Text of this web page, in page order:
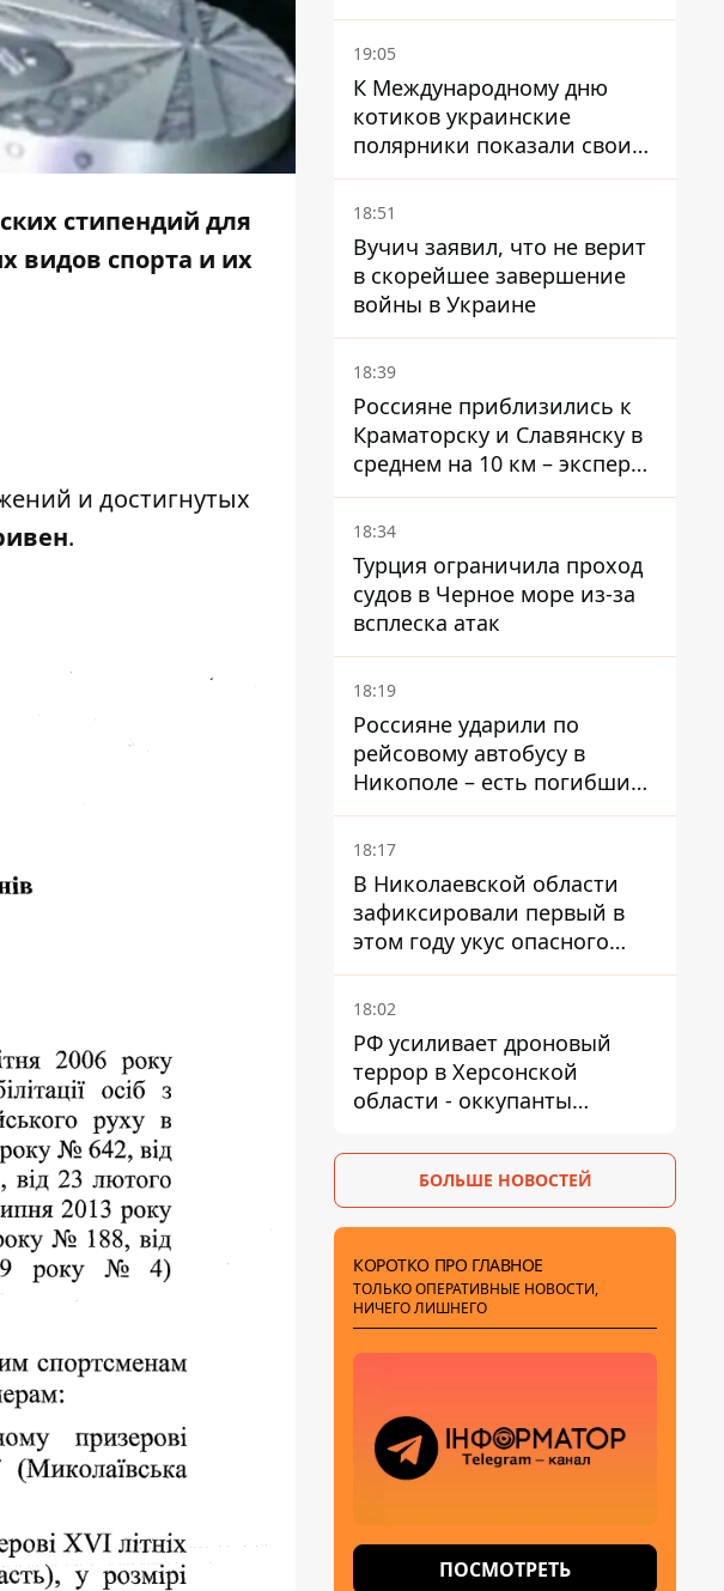
стипендий для
видов спорта и их
и достигнутых
.
19:05
К Международному дню
котиков украинские
полярники показали своих
полярников в Антарктиде
18:51
Вучич заявил, что не верит
в скорейшее завершение
войны в Украине
18:39
Россияне приблизились к
Краматорску и Славянску в
среднем на 10 км – эксперт
предупредил об усилении
наступления
18:34
Турция ограничила проход
судов в Черное море из-за
всплеска атак
18:19
Россияне ударили по
рейсовому автобусу в
Никополе – есть погибший
и раненые
18:17
В Николаевской области
зафиксировали первый в
этом году укус опасного
каракурта
18:02
РФ усиливает дроновый
террор в Херсонской
области - оккупанты
охотиться на автомобили
БОЛЬШЕ НОВОСТЕЙ
КОРОТКО ПРО ГЛАВНОЕ
ТОЛЬКО ОПЕРАТИВНЫЕ НОВОСТИ,
НИЧЕГО ЛИШНЕГО
ПОСМОТРЕТЬ